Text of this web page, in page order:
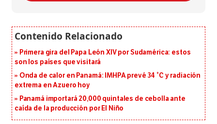
Primera gira del Papa León XIV por Sudamérica: estos
son los países que visitará
Onda de calor en Panamá: IMHPA prevé 34 °C y radiación
extrema en Azuero hoy
Panamá importará 20,000 quintales de cebolla ante
caída de la producción por El Niño